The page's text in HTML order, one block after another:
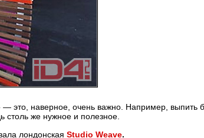
— это, наверное, очень важно. Например, выпить
столь же нужное и полезное.
лондонская Studio Weave.